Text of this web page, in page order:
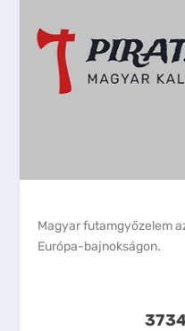
Magyar futamgyőzelem
Európa-bajnokságon.